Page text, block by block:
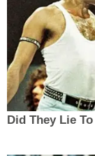
Did They Lie